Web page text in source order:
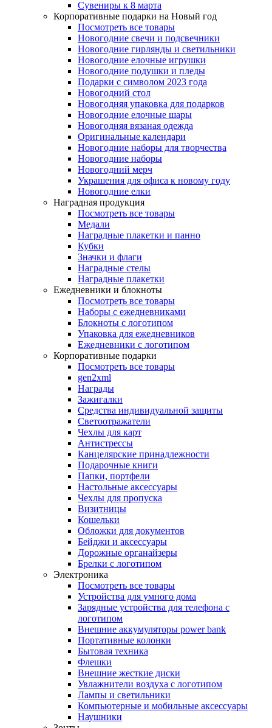
Сувениры к 8 марта
Корпоративные подарки на Новый год
Посмотреть все товары
Новогодние свечи и подсвечники
Новогодние гирлянды и светильники
Новогодние елочные игрушки
Новогодние подушки и пледы
Подарки с символом 2023 года
Новогодний стол
Новогодняя упаковка для подарков
Новогодние елочные шары
Новогодняя вязаная одежда
Оригинальные календари
Новогодние наборы для творчества
Новогодние наборы
Новогодний мерч
Украшения для офиса к новому году
Новогодние елки
Наградная продукция
Посмотреть все товары
Медали
Наградные плакетки и панно
Кубки
Значки и флаги
Наградные стелы
Наградные плакетки
Ежедневники и блокноты
Посмотреть все товары
Наборы с ежедневниками
Блокноты с логотипом
Упаковка для ежедневников
Ежедневники с логотипом
Корпоративные подарки
Посмотреть все товары
gen2xml
Награды
Зажигалки
Средства индивидуальной защиты
Светоотражатели
Чехлы для карт
Антистрессы
Канцелярские принадлежности
Подарочные книги
Папки, портфели
Настольные аксессуары
Чехлы для пропуска
Визитницы
Кошельки
Обложки для документов
Бейджи и аксессуары
Дорожные органайзеры
Брелки с логотипом
Электроника
Посмотреть все товары
Устройства для умного дома
Зарядные устройства для телефона с
логотипом
Внешние аккумуляторы power bank
Портативные колонки
Бытовая техника
Флешки
Внешние жесткие диски
Увлажнители воздуха с логотипом
Лампы и светильники
Компьютерные и мобильные аксессуары
Наушники